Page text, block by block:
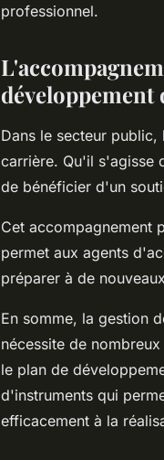
professionnel.
développement
Dans le secteur
carrière. Qu'il s'agisse
de bénéficier d'un
Cet accompagnement
permet aux agents
préparer à de
En somme, la gestion
nécessite de
le plan de
d'instruments qui
efficacement à la